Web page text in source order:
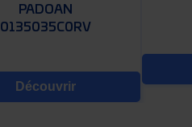
PADOAN
0135035C0RV
Découvrir